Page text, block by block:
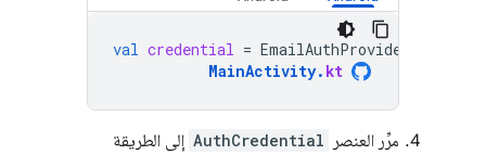
val credential = EmailAuthProvider
MainActivity. kt
مرِّر العنصر AuthCredential إلى الطريقة